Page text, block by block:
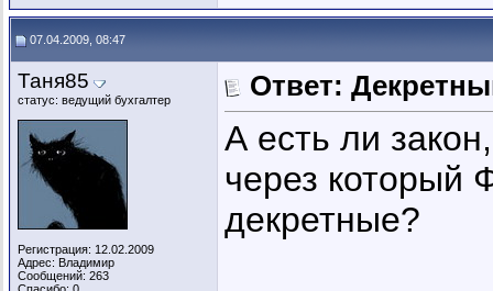
07.04.2009, 08:47
Таня85
статус: ведущий бухгалтер
Регистрация: 12.02.2009
Адрес: Владимир
Сообщений: 263
Ответ:
А есть ли
через который
декретные?